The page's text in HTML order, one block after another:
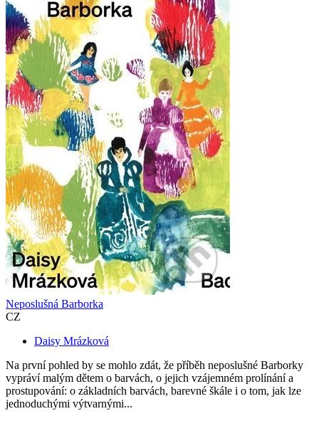
Neposlušná Barborka
CZ
Daisy Mrázková
Na první pohled by se mohlo zdát, že příběh neposlušné Barborky
vypráví malým dětem o barvách, o jejich vzájemném prolínání a
prostupování: o základních barvách, barevné škále i o tom, jak lze
jednoduchými výtvarnými...